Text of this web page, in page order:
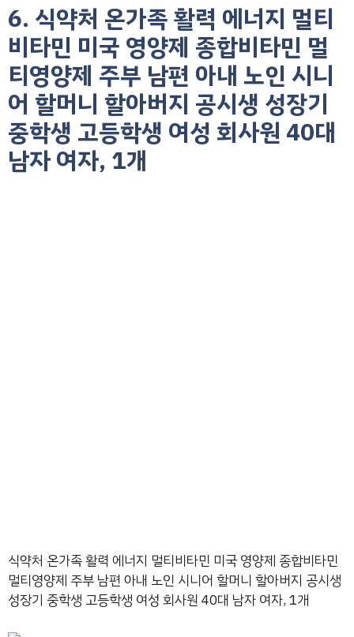
6. 식약처 온가족 활력 에너지 멀티
비타민 미국 영양제 종합비타민 멀
티영양제 주부 남편 아내 노인 시니
어 할머니 할아버지 공시생 성장기
중학생 고등학생 여성 회사원 40대
남자 여자, 1개
식약처 온가족 활력 에너지 멀티비타민 미국 영양제 종합비타민
멀티영양제 주부 남편 아내 노인 시니어 할머니 할아버지 공시생
성장기 중학생 고등학생 여성 회사원 40대 남자 여자, 1개